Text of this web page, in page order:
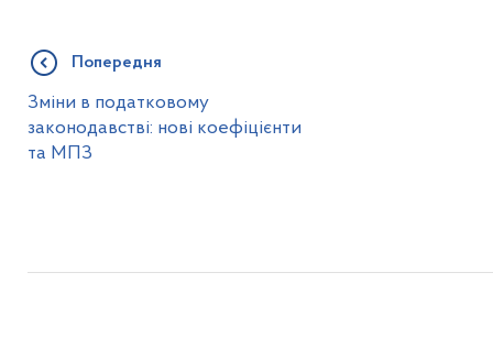
Попередня
Зміни в податковому
законодавстві: нові коефіцієнти
та МПЗ